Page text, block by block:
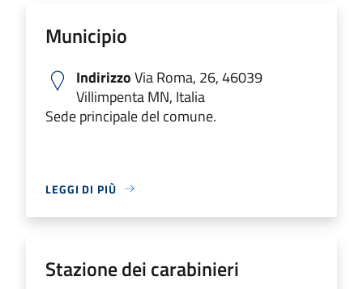
Municipio
IndirizzoVia Roma, 26, 46039
Villimpenta MN, Italia
Sede principale del comune.
LEGGI DI PIÙ
Stazione dei carabinieri